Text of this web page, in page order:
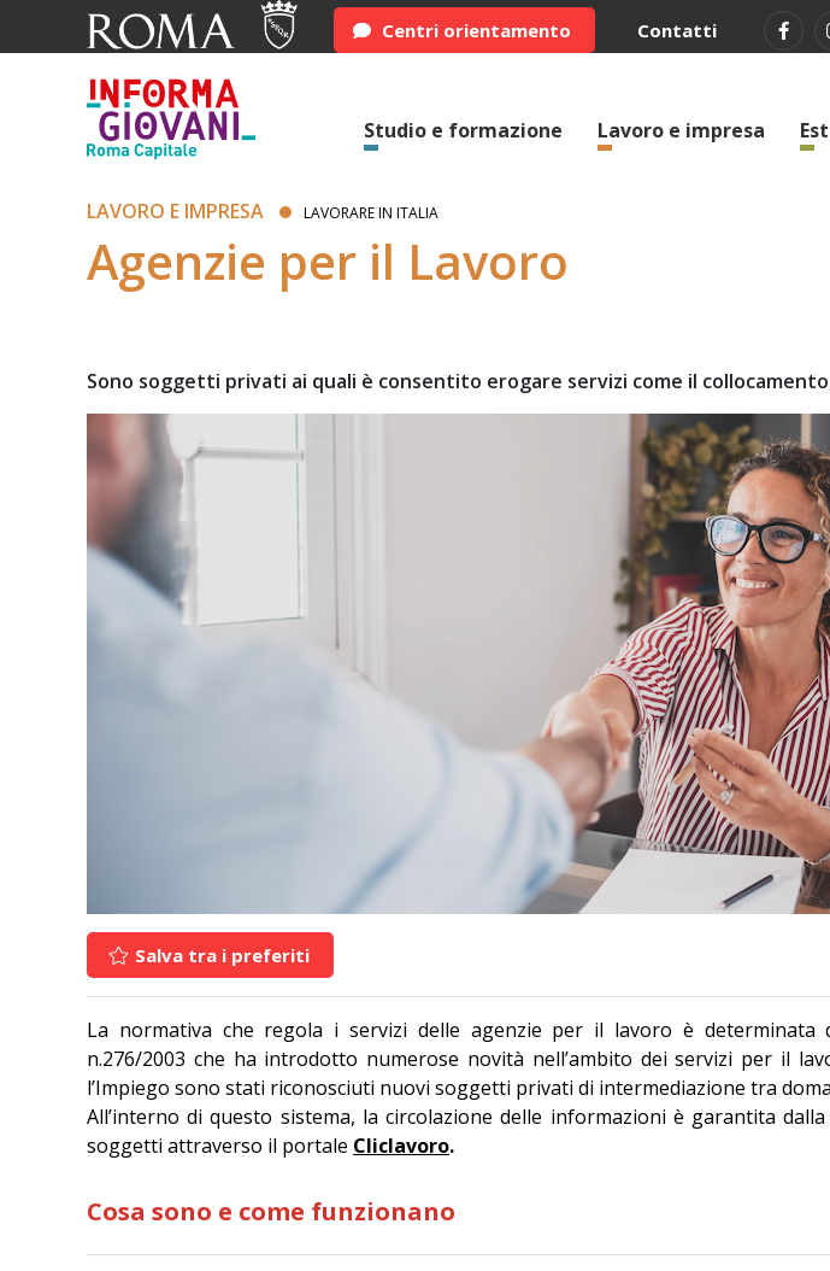
Centri orientamento Contatti
Studio e formazione Lavoro e impresa
LAVORO E IMPRESA LAVORARE IN ITALIA
Agenzie per il Lavoro
Sono soggetti privati ai quali è consentito erogare servizi come il
Salva tra i preferiti
La normativa che regola i servizi delle agenzie per il lavoro è determinata
n.276/2003 che ha introdotto numerose novità nell’ambito dei servizi per il
l’Impiego sono stati riconosciuti nuovi soggetti privati di intermediazione tra
All’interno di questo sistema, la circolazione delle informazioni è garantita
soggetti attraverso il portale Cliclavoro.
Cosa sono e come funzionano